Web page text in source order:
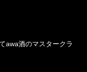
awa酒のマスタークラ